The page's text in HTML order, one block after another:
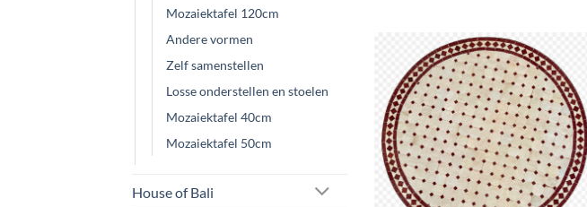
Mozaiektafel 120cm
Andere vormen
Zelf samenstellen
Losse onderstellen en stoelen
Mozaiektafel 40cm
Mozaiektafel 50cm
House of Bali